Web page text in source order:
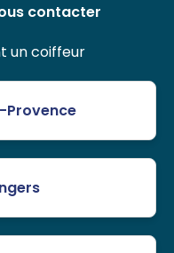
contacter
un coiffeur
Provence